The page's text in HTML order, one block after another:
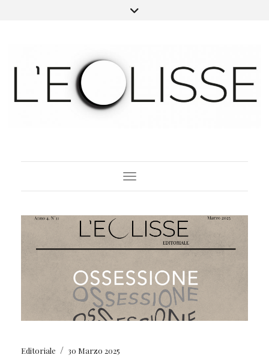
Toggle Navigation
Editoriale / 30 Marzo 2025